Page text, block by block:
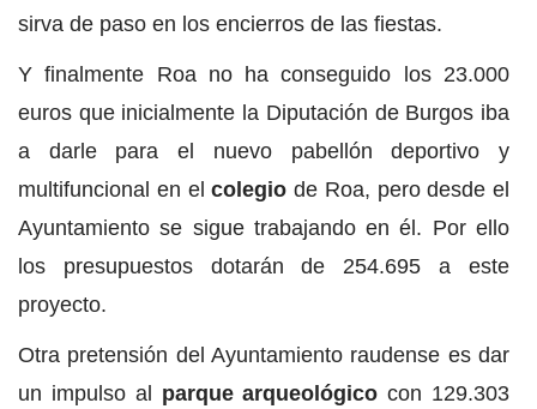
sirva de paso en los encierros de las fiestas.
Y finalmente Roa no ha conseguido los 23.000
euros que inicialmente la Diputación de Burgos iba
a darle para el nuevo pabellón deportivo y
multifuncional en elcolegio de Roa, pero desde el
Ayuntamiento se sigue trabajando en él. Por ello
los presupuestos dotarán de 254.695 a este
proyecto.
Otra pretensión del Ayuntamiento raudense es dar
un impulso al parque arqueológico con 129.303